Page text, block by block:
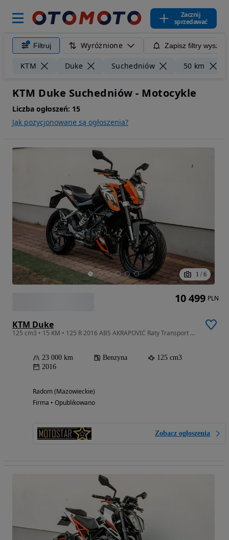
Zacznij
sprzedawać
Filtruj Wyróżnione Zapisz filtry
KTM Duke Suchedniów 50 km
KTM Duke Suchedniów - Motocykle
Liczba ogłoszeń: 15
Jak pozycjonowane są ogłoszenia?
1 / 6
KTM Duke
125 cm3 • 15 KM • 125 R 2016 ABS AKRAPOVIĆ Raty Transport Największy Wybór Moto w PL
23 000 km Benzyna
125 cm3
2016
Radom (Mazowieckie)
Firma • Opublikowano
Zobacz ogłoszenia
10 499 PLN